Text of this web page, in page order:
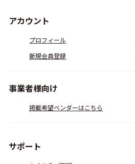
アカウント
プロフィール
新規会員登録
事業者様向け
掲載希望ベンダーはこちら
サポート